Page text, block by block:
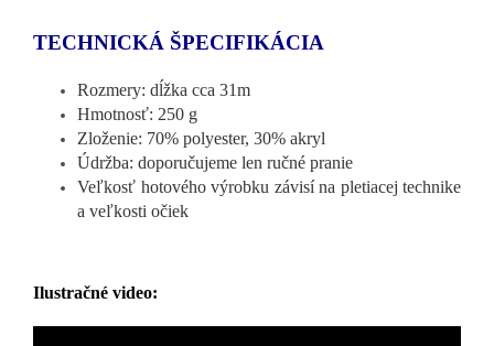
TECHNICKÁ ŠPECIFIKÁCIA
Rozmery: dĺžka cca 31m
Hmotnosť: 250 g
Zloženie: 70% polyester, 30% akryl
Údržba: doporučujeme len ručné pranie
Veľkosť hotového výrobku závisí na pletiacej technike
a veľkosti očiek
Ilustračné video: